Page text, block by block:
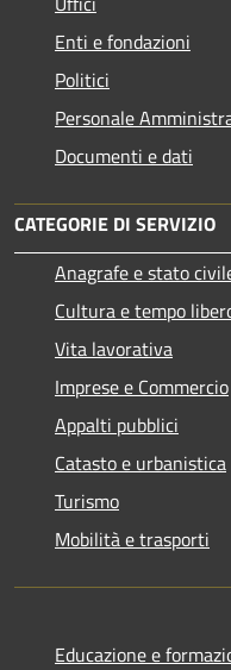
Enti e fondazioni
Politici
Personale
Documenti e dati
CATEGORIE DI SERVIZIO
Anagrafe e stato
Cultura e tempo
Vita lavorativa
Imprese e Commercio
Appalti pubblici
Catasto e urbanistica
Turismo
Mobilità e trasporti
Educazione e